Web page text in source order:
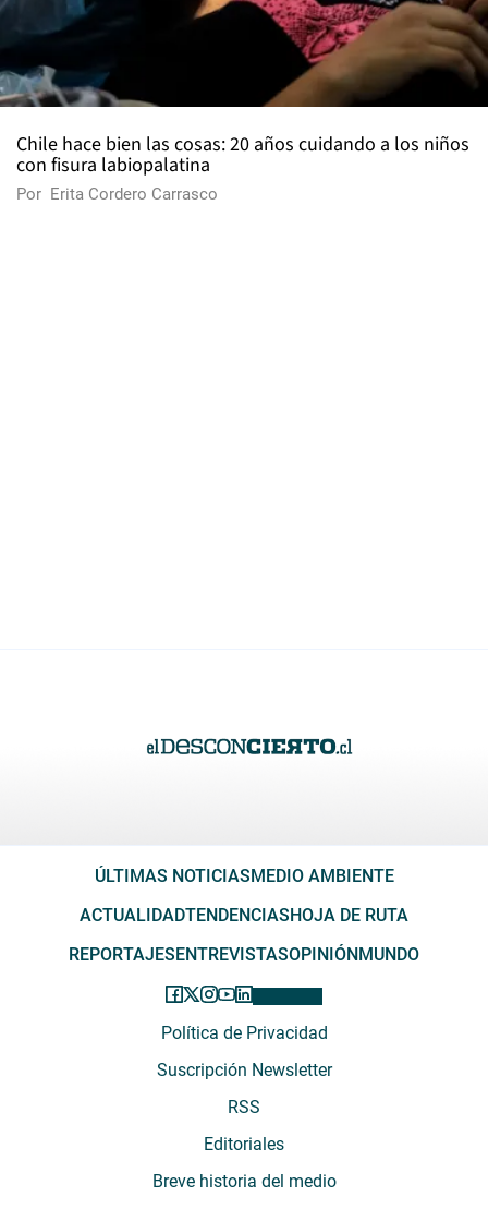
Chile hace bien las cosas: 20 años cuidando a los niños
con fisura labiopalatina
Por Erita Cordero Carrasco
ÚLTIMAS NOTICIASMEDIO AMBIENTE
ACTUALIDADTENDENCIASHOJA DE RUTA
REPORTAJESENTREVISTASOPINIÓNMUNDO
Política de Privacidad
Suscripción Newsletter
RSS
Editoriales
Breve historia del medio